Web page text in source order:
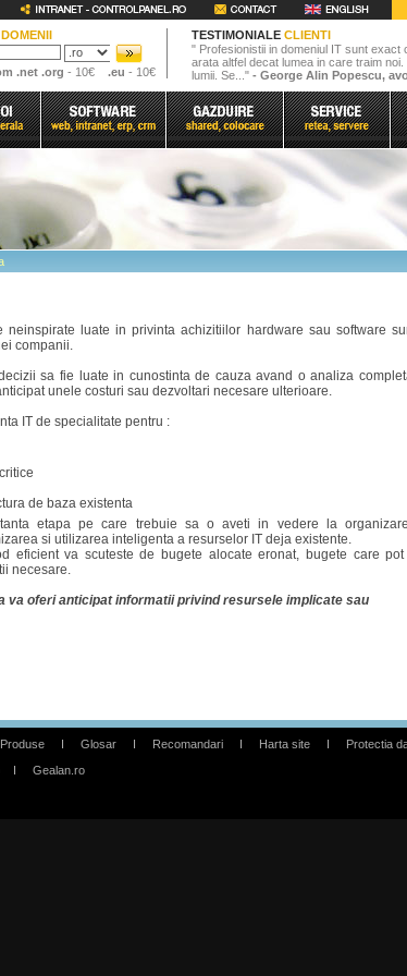
DOMENII
.net .org - 10€ .eu - 10€
TESTIMONIALE CLIENTI
" Profesionistii in domeniul IT sunt
arata altfel decat lumea in care traim
lumii. Se..." - George Alin Popescu,
neinspirate luate in privinta achizitiilor hardware sau software
companii.
sa fie luate in cunostinta de cauza avand o analiza
unele costuri sau dezvoltari necesare ulterioare.
IT de specialitate pentru :
de baza existenta
etapa pe care trebuie sa o aveti in vedere la
si utilizarea inteligenta a resurselor IT deja existente.
eficient va scuteste de bugete alocate eronat, bugete care pot
necesare.
va oferi anticipat informatii privind resursele implicate sau
Produse I Glosar I Recomandari I Harta site I Protectia
I
Gealan.ro